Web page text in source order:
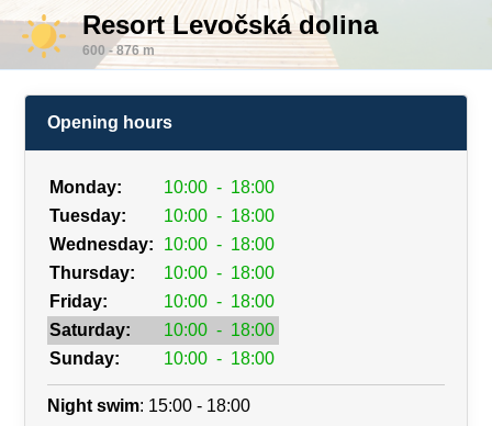
Resort Levočská dolina
600 - 876 m
Opening hours
Monday: 10:00 - 18:00
Tuesday:
10:00 - 18:00
Wednesday:
10:00 - 18:00
Thursday:
10:00 - 18:00
Friday:
10:00 - 18:00
Saturday:
10:00 - 18:00
Sunday:
10:00 - 18:00
Night swim: 15:00 - 18:00